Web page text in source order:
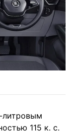
литровым
115 к. с.